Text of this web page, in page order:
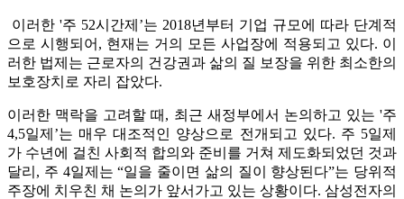
이러한 '주 52시간제’는 2018년부터 기업 규모에 따라 단계적
으로 시행되어, 현재는 거의 모든 사업장에 적용되고 있다. 이
러한 법제는 근로자의 건강권과 삶의 질 보장을 위한 최소한의
보호장치로 자리 잡았다.
이러한 맥락을 고려할 때, 최근 새정부에서 논의하고 있는 '주
4,5일제’는 매우 대조적인 양상으로 전개되고 있다. 주 5일제
가 수년에 걸친 사회적 합의와 준비를 거쳐 제도화되었던 것과
달리, 주 4일제는 “일을 줄이면 삶의 질이 향상된다”는 당위적
주장에 치우친 채 논의가 앞서가고 있는 상황이다. 삼성전자의